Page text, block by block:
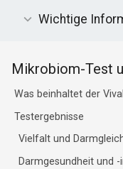
Wichtige
Mikrobiom-Test
Was beinhaltet der
Testergebnisse
Vielfalt und
Darmgesundheit und